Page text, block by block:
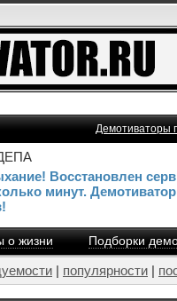
Демотиваторы
Восстановлен
минут.
о жизни Подборки
| популярности |